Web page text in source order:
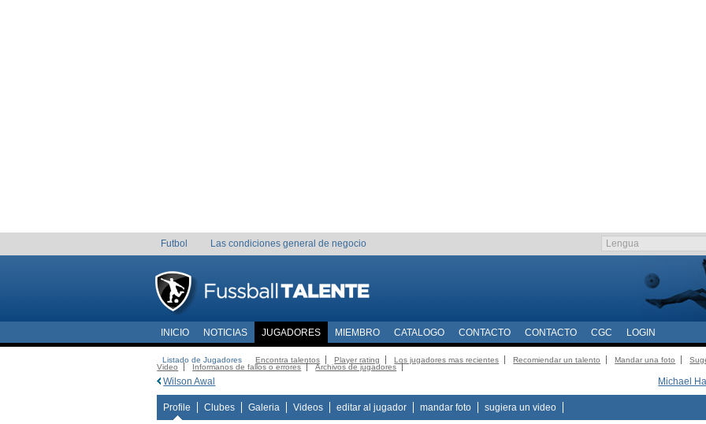
Futbol Las condiciones general de negocio
INICIO NOTICIAS JUGADORES MIEMBRO CATALOGO CONTACTO CONTACTO CGC LOGIN
Listado de Jugadores Encontra talentos Player rating Los jugadores mas recientes Recomiendar un talento Mandar una foto
Video
Informanos de fallos o errores Archivos de jugadores
Michael
Wilson Awal
Profile Clubes Galeria Videos editar al jugador mandar foto sugiera un video